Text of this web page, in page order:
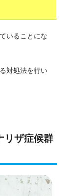
いることにな
対処法を行い
リザ症候群